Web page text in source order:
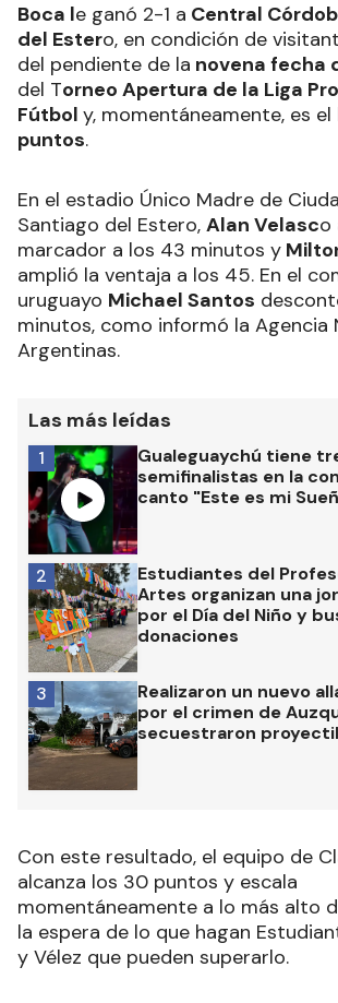
Boca le ganó 2-1 a Central
del Estero, en condición de
del pendiente de la novena fecha
del Torneo Apertura de la Liga
Fútbol y, momentáneamente, es
puntos.
En el estadio Único Madre de
Santiago del Estero, Alan Velasco
marcador a los 43 minutos y
amplió la ventaja a los 45. En el
uruguayo Michael Santos
minutos, como informó la Agencia
Argentinas.
Las más leídas
Gualeguaychú tiene
semifinalistas en la
canto "Este es mi
1
Estudiantes del
Artes organizan una
por el Día del Niño y
donaciones
2
Realizaron un nuevo
por el crimen de
secuestraron
3
Con este resultado, el equipo de
alcanza los 30 puntos y escala
momentáneamente a lo más alto
la espera de lo que hagan
y Vélez que pueden superarlo.